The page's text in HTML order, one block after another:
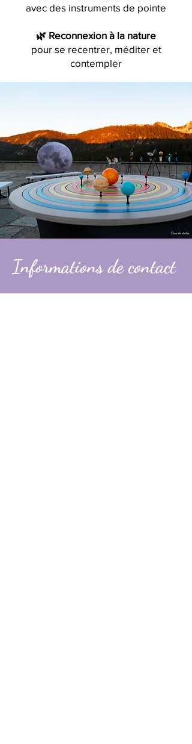
avec des instruments de pointe
🌿 Reconnexion à la nature
pour se recentrer, méditer et
contempler
Informations de contact